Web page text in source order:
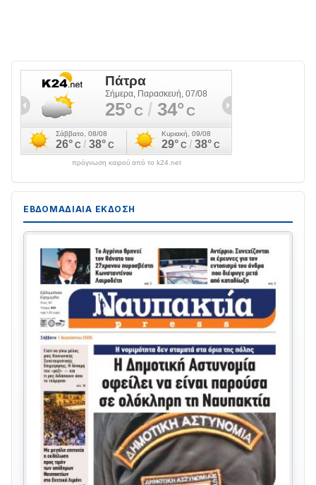
πρόγνωση καιρού από το k24.net